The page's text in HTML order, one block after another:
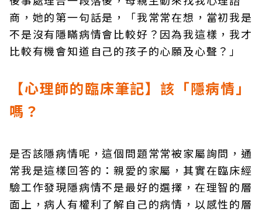
商，她的第一句話是，「我常常在想，當初我是
不是沒有隱瞞病情會比較好？因為我這樣，我才
比較有機會知道自己的孩子的心願及心聲？」
【心理師的臨床筆記】該「隱病情」
嗎？
是否該隱病情呢，這個問題常常被家屬詢問，通
常我是這樣回答的：親愛的家屬，其實在臨床經
驗工作發現隱病情不是最好的選擇，在理智的層
面上，病人有權利了解自己的病情，以感性的層